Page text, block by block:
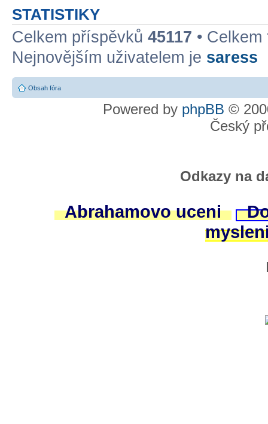
STATISTIKY
Celkem příspěvků 45117 •
Nejnovějším uživatelem je saress
Obsah fóra
Powered by phpBB ©
Český
Odkazy na
Abrahamovo uceni